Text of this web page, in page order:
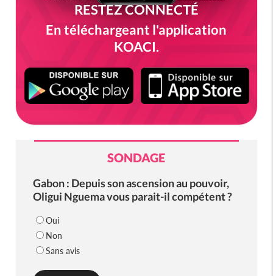
RESTEZ CONNECTÉ
En téléchargeant l'application
KOACI.
SONDAGE
Gabon : Depuis son ascension au pouvoir,
Oligui Nguema vous parait-il compétent ?
Oui
Non
Sans avis